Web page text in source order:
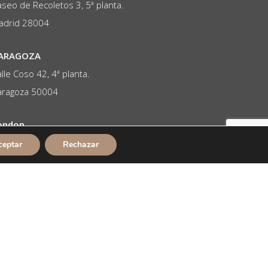
de Recoletos 3, 5ª planta.
28004
Coso 42, 4ª planta.
50004
Lime Street, Floor 20, South
EC3M 7DQ
Rechazar